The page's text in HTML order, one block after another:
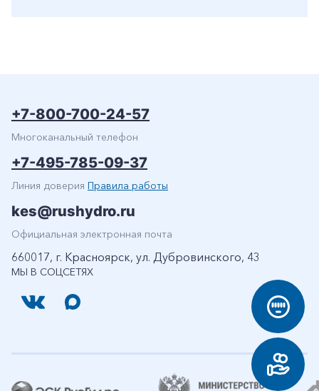
МЫ В СОЦСЕТЯХ
+7-800-700-24-57
Многоканальный телефон
+7-495-785-09-37
Линия доверия Правила работы
kes@rushydro.ru
Официальная электронная почта
660017, г. Красноярск, ул. Дубровинского, 43